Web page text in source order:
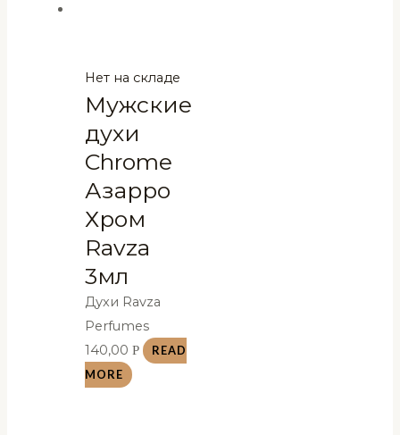
Нет на складе
Мужские
духи
Chrome
Азарро
Хром
Ravza
3мл
Духи Ravza
Perfumes
140,00Р
READ
MORE